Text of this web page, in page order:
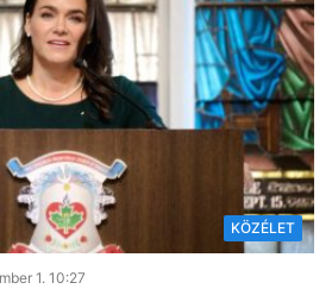
KÖZÉLET
1. 10:27